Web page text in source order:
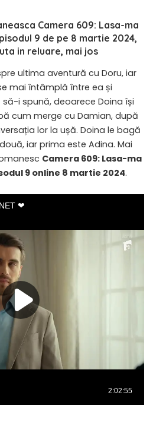
Camera 609: Lasa-ma
9 de pe 8 martie 2024,
in reluare, mai jos
ultima aventură cu Doru, iar
mai întâmplă între ea și
i spună, deoarece Doina își
cum merge cu Damian, după
lor la ușă. Doina le bagă
iar prima este Adina. Mai
Camera 609: Lasa-ma
9 online 8 martie 2024.